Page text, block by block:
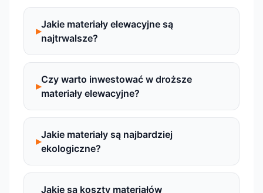
Jakie materiały elewacyjne są
najtrwalsze?
Czy warto inwestować w droższe
materiały elewacyjne?
Jakie materiały są najbardziej
ekologiczne?
Jakie są koszty materiałów